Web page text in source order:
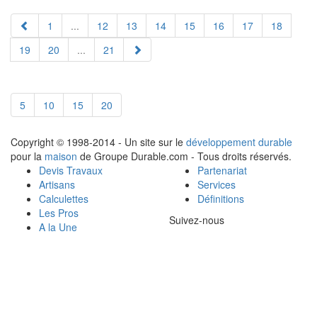
1 ... 12 13 14 15 16 17
18
19
20 ... 21
5 10 15 20
Copyright © 1998-2014 - Un site sur le développement durable
pour la maison de Groupe Durable.com - Tous droits réservés.
Devis Travaux
Artisans
Calculettes
Les Pros
A la Une
Partenariat
Services
Définitions
Suivez-nous